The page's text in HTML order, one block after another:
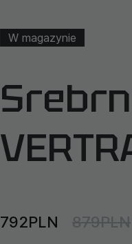
W magazynie
792PLN 879PLN